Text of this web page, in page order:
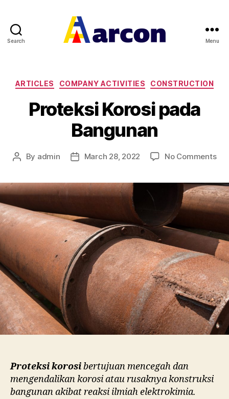
Search Menu
Categories
ARTICLES COMPANY ACTIVITIES CONSTRUCTION
Proteksi Korosi pada
Bangunan
Post
By admin
PostMarch 28, 2022 No Commentson
Proteksi korosibertujuan mencegah dan
mengendalikan korosi atau rusaknya konstruksi
bangunan akibat reaksi ilmiah elektrokimia.